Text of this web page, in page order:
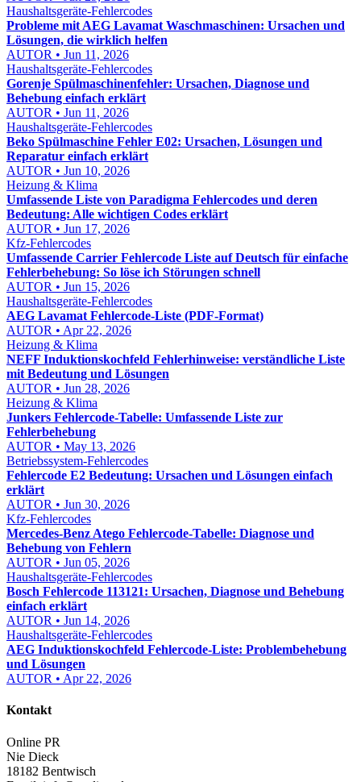
Haushaltsgeräte-Fehlercodes
Probleme mit AEG Lavamat Waschmaschinen: Ursachen und
Lösungen, die wirklich helfen
AUTOR • Jun 11, 2026
Haushaltsgeräte-Fehlercodes
Gorenje Spülmaschinenfehler: Ursachen, Diagnose und
Behebung einfach erklärt
AUTOR • Jun 11, 2026
Haushaltsgeräte-Fehlercodes
Beko Spülmaschine Fehler E02: Ursachen, Lösungen und
Reparatur einfach erklärt
AUTOR • Jun 10, 2026
Heizung & Klima
Umfassende Liste von Paradigma Fehlercodes und deren
Bedeutung: Alle wichtigen Codes erklärt
AUTOR • Jun 17, 2026
Kfz-Fehlercodes
Umfassende Carrier Fehlercode Liste auf Deutsch für einfache
Fehlerbehebung: So löse ich Störungen schnell
AUTOR • Jun 15, 2026
Haushaltsgeräte-Fehlercodes
AEG Lavamat Fehlercode-Liste (PDF-Format)
AUTOR • Apr 22, 2026
Heizung & Klima
NEFF Induktionskochfeld Fehlerhinweise: verständliche Liste
mit Bedeutung und Lösungen
AUTOR • Jun 28, 2026
Heizung & Klima
Junkers Fehlercode-Tabelle: Umfassende Liste zur
Fehlerbehebung
AUTOR • May 13, 2026
Betriebssystem-Fehlercodes
Fehlercode E2 Bedeutung: Ursachen und Lösungen einfach
erklärt
AUTOR • Jun 30, 2026
Kfz-Fehlercodes
Mercedes-Benz Atego Fehlercode-Tabelle: Diagnose und
Behebung von Fehlern
AUTOR • Jun 05, 2026
Haushaltsgeräte-Fehlercodes
Bosch Fehlercode 113121: Ursachen, Diagnose und Behebung
einfach erklärt
AUTOR • Jun 14, 2026
Haushaltsgeräte-Fehlercodes
AEG Induktionskochfeld Fehlercode-Liste: Problembehebung
und Lösungen
AUTOR • Apr 22, 2026
Kontakt
Online PR
Nie Dieck
18182 Bentwisch